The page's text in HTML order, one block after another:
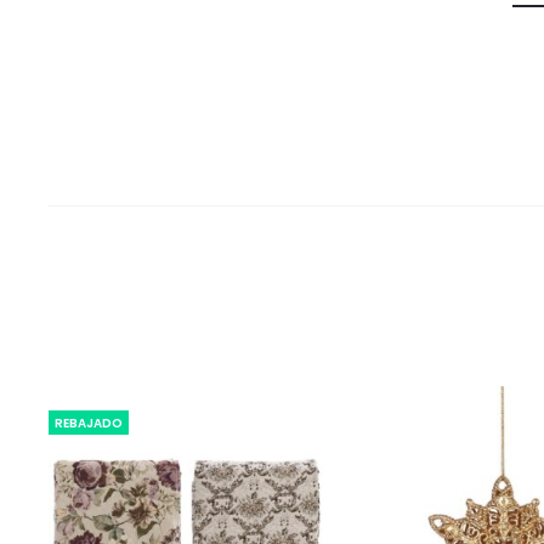
REBAJADO